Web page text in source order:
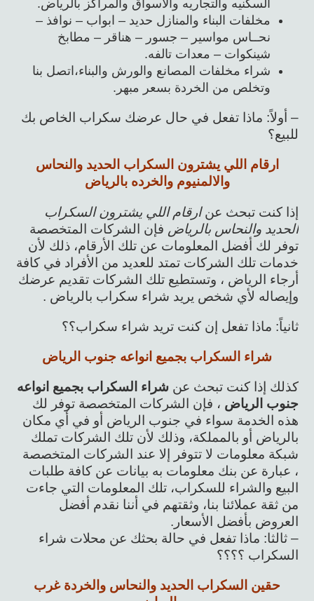
السكنيه والتجاريه والاسواق والمراكز بالرياض.
مخلفات البناء والمنازل حديد – ابواب – نوافذ –
نحــاس مواسير – جسور – هناقر – مطابخ
شينكوات – معدات تالفه.
شراء مخلفات المصانع والورش والبناء،اتصل بنا
وتخلص من الخردة بسعر مبهر.
– أولاً: ماذا تفعل في حال عرضك سكراب الخاص بك
للبيع؟
ارقام اللي يشترون السكراب الحديد والنحاس
والالمنيوم والخرده بالرياض
إذا كنت تبحث عنارقام اللي يشترون السكراب
الحديد والنحاس بالرياض فإن الشركات المتخصصة
توفر لك أفضل المعلومات عن تلك الأرقام، ذلك لأن
خدمات تلك الشركات تمتد للعديد من الأفراد في كافة
أرجاء الرياض ، وتستطيع تلك الشركات تقديم عرضك
وإيصاله لأي شخص يريد شراء سكراب بالرياض .
ثانياً: ماذا تفعل إن كنت تريد شراء سكراب؟؟
شراء السكراب بجميع انواعه جنوب الرياض
كذلك إذا كنت تبحث عن شراء السكراب بجميع انواعه
جنوب الرياض ، فإن الشركات المتخصصة توفر لك
هذه الخدمة سواء في جنوب الرياض أو في أي مكان
بالرياض أو بالمملكة، وذلك لأن تلك الشركات تملك
شبكة معلومات لا تتوفر إلا عند الشركات المتخصصة
، عبارة عن بنك معلومات به بيانات عن كافة طلبات
البيع والشراء للسكراب، تلك المعلومات التي جاءت
من ثقة عملائنا بنا، وثقتهم في أننا نقدم أفضل
العروض بأفضل الأسعار.
– ثالثا: ماذا تفعل في حالة بحثك عن محلات شراء
السكراب ؟؟؟؟
حقين السكراب الحديد والنحاس والخردة غرب